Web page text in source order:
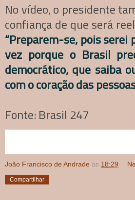
No vídeo, o presidente
confiança de que será
“Preparem-se, pois serei
vez porque o Brasil
democrático, que saiba
com o coração das
Fonte: Brasil 247
João Francisco de Andrade às 18:29
Compartilhar